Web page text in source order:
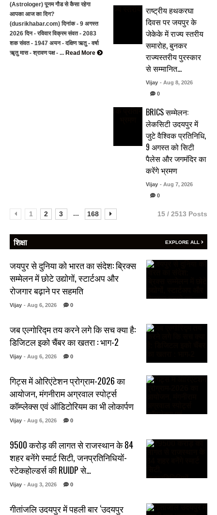
(Astrologer) पूनम गौड से कैसा रहेगा
आपका आज का दिन?
(dusrikhabar.com) दिनांक - 9 अगस्त
2026 दिन - रविवार विक्रम संवत - 2083
शक संवत - 1947 अयन - दक्षिण ऋतु - वर्षा
ॠतु मास - श्रावण पक्ष - ... Read More
राष्ट्रीय हथकरघा
दिवस पर जयपुर के
जेकेके में राज्य स्तरीय
समारोह, बुनकर
राज्यस्तरीय पुरस्कार
से सम्मानित…
Vijay - Aug 8, 2026
0
BRICS सम्मेलन:
लेकसिटी उदयपुर में
जुटे वैश्विक प्रतिनिधि,
9 अगस्त को सिटी
पैलेस और जगमंदिर का
करेंगे भ्रमण
Vijay - Aug 7, 2026
0
1 2 3 ... 168 15 / 2513 Posts
शिक्षा EXPLORE ALL
जयपुर से दुनिया को भारत का संदेश: ब्रिक्स
सम्मेलन में छोटे उद्योगों, स्टार्टअप और
रोजगार बढ़ाने पर सहमति
Vijay - Aug 6, 2026 0
जब एल्गोरिद्म तय करने लगे कि सच क्या है:
डिजिटल इको चैंबर का खतरा : भाग-2
Vijay - Aug 6, 2026 0
गिट्स में ओरिएंटेशन प्रोग्राम-2026 का
आयोजन, मंगनीराम अग्रवाल स्पोर्ट्स
कॉम्प्लेक्स एवं ऑडिटोरियम का भी लोकार्पण
Vijay - Aug 6, 2026 0
₹9500 करोड़ की लागत से राजस्थान के 84
शहर बनेंगे स्मार्ट सिटी, जनप्रतिनिधियों-
स्टेकहोल्डर्स की RUIDP से…
Vijay - Aug 3, 2026 0
गीतांजलि उदयपुर में पहली बार ‘उदयपुर